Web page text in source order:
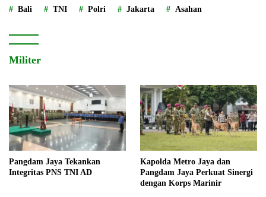
Bali TNI Polri Jakarta Asahan
Militer
Pangdam Jaya Tekankan
Integritas PNS TNI AD
Kapolda Metro Jaya dan
Pangdam Jaya Perkuat Sinergi
dengan Korps Marinir